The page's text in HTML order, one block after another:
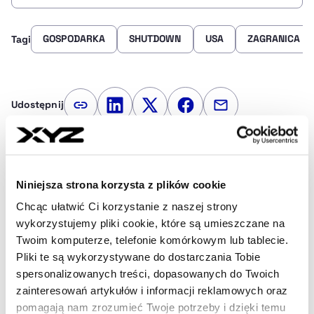
Niniejsza strona korzysta z plików cookie
Chcąc ułatwić Ci korzystanie z naszej strony
wykorzystujemy pliki cookie, które są umieszczane na
Twoim komputerze, telefonie komórkowym lub tablecie.
Pliki te są wykorzystywane do dostarczania Tobie
spersonalizowanych treści, dopasowanych do Twoich
zainteresowań artykułów i informacji reklamowych oraz
pomagają nam zrozumieć Twoje potrzeby i dzięki temu
Najnowsze
7 min temu
Tagi GOSPODARKA SHUTDOWN USA ZAGRANICA
Udostępnij Kopiuj link artykułu
Udostępnij na LinkedIn
Udostępnij na Twitterze
Udostępnij na
Udostępnij
prowizorium budżetowe. Shutdown trwa